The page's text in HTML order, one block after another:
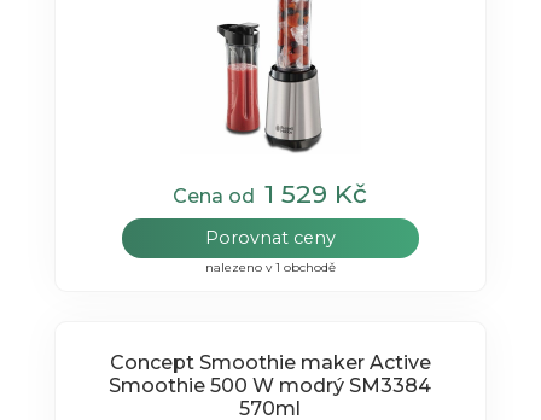
Cena od1 529 Kč
Porovnat ceny
nalezeno v 1 obchodě
Concept Smoothie maker Active
Smoothie 500 W modrý SM3384
570ml